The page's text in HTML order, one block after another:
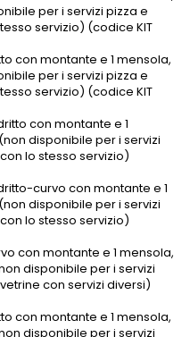
per i servizi pizza e
servizio) (codice KIT
con montante e 1 mensola,
per i servizi pizza e
servizio) (codice KIT
con montante e 1
disponibile per i servizi
lo stesso servizio)
curvo con montante e 1
disponibile per i servizi
lo stesso servizio)
con montante e 1 mensola,
disponibile per i servizi
con servizi diversi)
con montante e 1 mensola,
disponibile per i servizi